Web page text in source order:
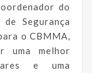
do
Segurança
o CBMMA,
uma melhor
e uma